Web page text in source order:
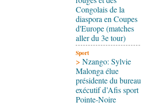
Congolais de la
diaspora en Coupes
d'Europe (matches
aller du 3e tour)
Sport
> Nzango: Sylvie
Malonga élue
présidente du bureau
exécutif d’Afis sport
Pointe-Noire